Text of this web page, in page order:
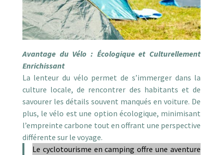
Avantage du Vélo : Écologique et Culturellement
Enrichissant
La lenteur du vélo permet de s’immerger dans la
culture locale, de rencontrer des habitants et de
savourer les détails souvent manqués en voiture. De
plus, le vélo est une option écologique, minimisant
l’empreinte carbone tout en offrant une perspective
différente sur le voyage.
Le cyclotourisme en camping offre une aventure